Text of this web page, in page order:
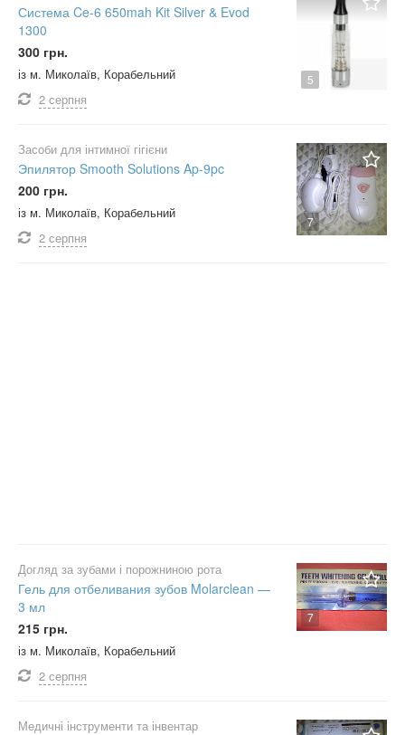
5
Система Ce-6 650mah Kit Silver & Evod
1300
300 грн.
із м. Миколаїв, Корабельний
2 серпня
7
Засоби для інтимної гігієни
Эпилятор Smooth Solutions Ap-9pc
200 грн.
із м. Миколаїв, Корабельний
2 серпня
7
Догляд за зубами і порожниною рота
Гель для отбеливания зубов Molarclean —
3 мл
215 грн.
із м. Миколаїв, Корабельний
2 серпня
Медичні інструменти та інвентар